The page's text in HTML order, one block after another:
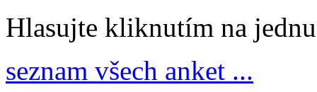
Hlasujte kliknutím na
seznam všech anket ...